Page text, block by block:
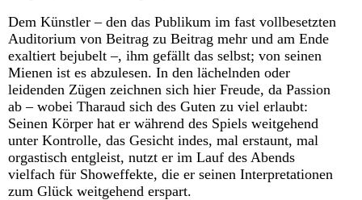
Dem Künstler – den das Publikum im fast vollbesetzten
Auditorium von Beitrag zu Beitrag mehr und am Ende
exaltiert bejubelt –, ihm gefällt das selbst; von seinen
Mienen ist es abzulesen. In den lächelnden oder
leidenden Zügen zeichnen sich hier Freude, da Passion
ab – wobei Tharaud sich des Guten zu viel erlaubt:
Seinen Körper hat er während des Spiels weitgehend
unter Kontrolle, das Gesicht indes, mal erstaunt, mal
orgastisch entgleist, nutzt er im Lauf des Abends
vielfach für Showeffekte, die er seinen Interpretationen
zum Glück weitgehend erspart.